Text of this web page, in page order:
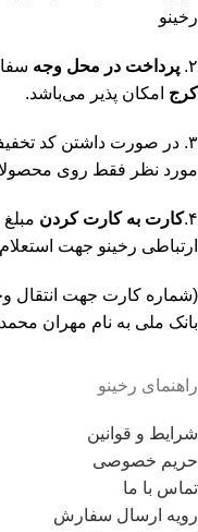
رخینو
۲. پرداخت در محل وجه
کرج امکان پذیر می‌باشد.
۳. در صورت داشتن کد
مورد نظر فقط روی
۴. کارت به کارت کردن
ارتباطی رخینو جهت
بانک ملی به نام مهران
راهنمای رخینو
شرایط و قوانین
حریم خصوصی
تماس با ما
رویه ارسال سفارش